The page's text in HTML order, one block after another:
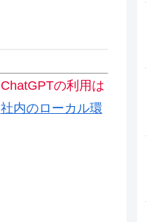
ChatGPTの利用は
社内のローカル環